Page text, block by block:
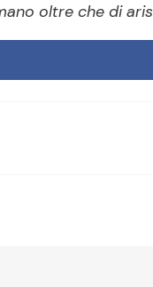
oltre che di